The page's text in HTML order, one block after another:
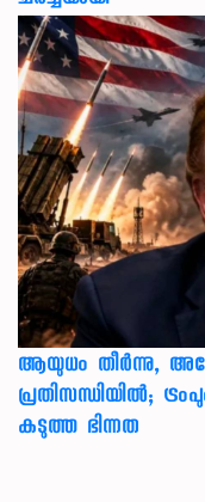
ആയുധം തീർന്നു,
പ്രതിസന്ധിയിൽ;
കടുത്ത ഭിന്നത